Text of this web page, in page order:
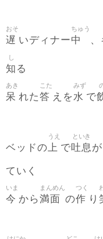
遅
おそ
いディナー中
ちゅう
知
し
る
呆
あき
れた答
こた
えを水
みず
で
ベッドの上
うえ
で吐息
といき
ていく
今
いま
から満面
まんめん
の作
つく
り